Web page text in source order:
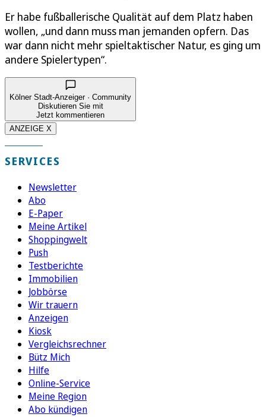
Er habe fußballerische Qualität auf dem Platz haben
wollen, „und dann muss man jemanden opfern. Das
war dann nicht mehr spieltaktischer Natur, es ging um
andere Spielertypen“.
Kölner Stadt-Anzeiger · Community
Diskutieren Sie mit
Jetzt kommentieren
ANZEIGE X
SERVICES
Newsletter
Abo
E-Paper
Meine Artikel
Shoppingwelt
Push
Testberichte
Immobilien
Jobbörse
Wir trauern
Anzeigen
Kiosk
Vergleichsrechner
Bütz Mich
Hilfe
Online-Service
Meine Region
Abo kündigen